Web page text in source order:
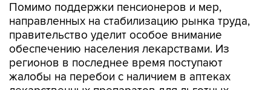
Помимо поддержки пенсионеров и мер,
направленных на стабилизацию рынка труда,
правительство уделит особое внимание
обеспечению населения лекарствами. Из
регионов в последнее время поступают
жалобы на перебои с наличием в аптеках